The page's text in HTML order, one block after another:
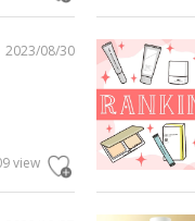
2023/08/30
view